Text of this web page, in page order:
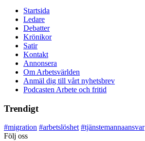
Startsida
Ledare
Debatter
Krönikor
Satir
Kontakt
Annonsera
Om Arbetsvärlden
Anmäl dig till vårt nyhetsbrev
Podcasten Arbete och fritid
Trendigt
#migration #arbetslöshet #tjänstemannaansvar
Följ oss